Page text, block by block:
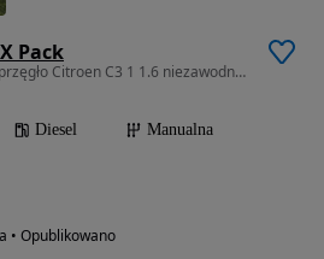
Pack
1560 cm3 • 90 KM • Nowe sprzęgło Citroen C3 1 1.6 niezawodny silnik
Diesel
Manualna
• Opublikowano